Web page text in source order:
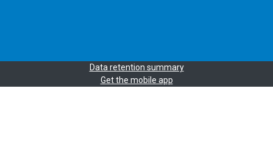
Data retention summary
Get the mobile app